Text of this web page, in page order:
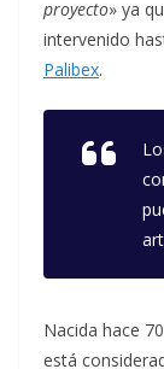
proyecto» ya
intervenido
Palibex.
Nacida hace
está